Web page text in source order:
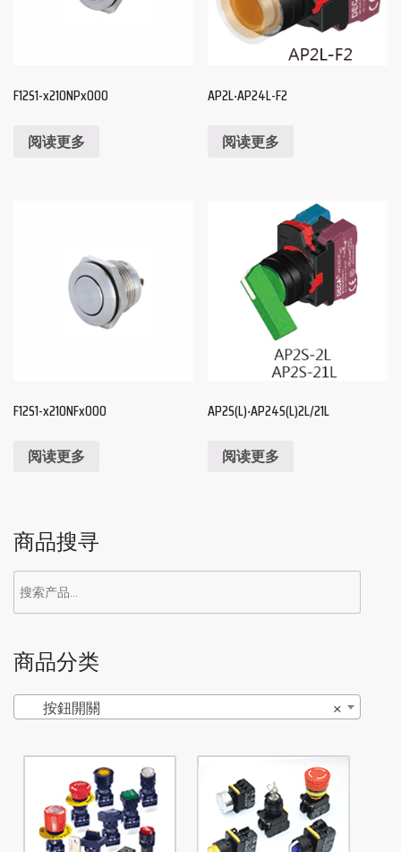
F12S1-x210NPx000
阅读更多
AP2L‧AP24L-F2
阅读更多
F12S1-x210NFx000
阅读更多
AP2S(L)‧AP24S(L)2L/21L
阅读更多
商品搜寻
商品分类
×
按鈕開關